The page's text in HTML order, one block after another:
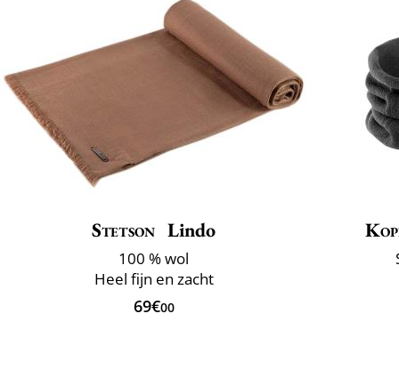
Stetson Lindo
100 % wol
Heel fijn en zacht
69€00